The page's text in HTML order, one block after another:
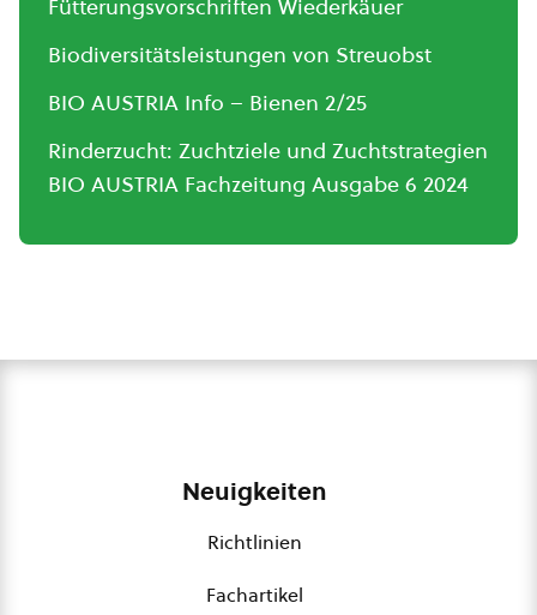
Fütterungsvorschriften Wiederkäuer
Biodiversitätsleistungen von Streuobst
BIO AUSTRIA Info – Bienen 2/25
Rinderzucht: Zuchtziele und Zuchtstrategien
BIO AUSTRIA Fachzeitung Ausgabe 6 2024
Neuigkeiten
Richtlinien
Fachartikel